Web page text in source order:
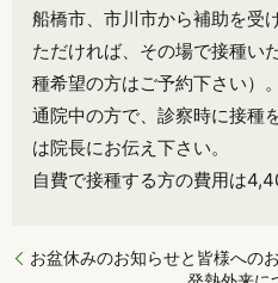
船橋市、市川市から補助を受
ただければ、その場で接種い
種希望の方はご予約下さい）。
通院中の方で、診察時に接種
は院長にお伝え下さい。
自費で接種する方の費用は
お盆休みのお知らせと皆様への